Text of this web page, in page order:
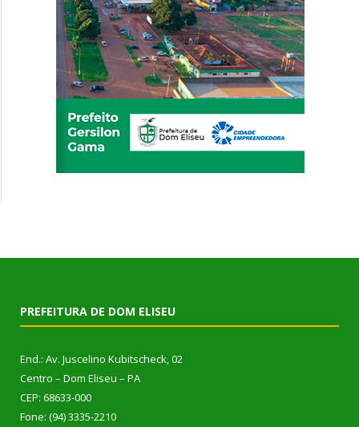
PREFEITURA DE DOM ELISEU
End.: Av. Juscelino Kubitscheck, 02
Centro – Dom Eliseu – PA
CEP: 68633-000
Fone: (94) 3335-2210